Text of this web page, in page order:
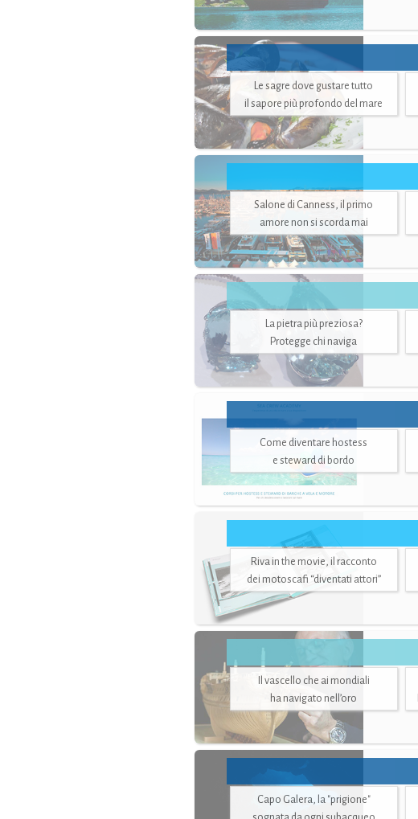
Le sagre dove gustare tutto
il sapore più profondo del mare
Salone di Canness, il primo
amore non si scorda mai
La pietra più preziosa?
Protegge chi naviga
Come diventare hostess
e steward di bordo
Riva in the movie, il racconto
dei motoscafi “diventati attori”
Il vascello che ai mondiali
ha navigato nell’oro
Capo Galera, la "prigione"